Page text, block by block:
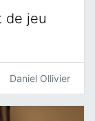
de jeu
Daniel Ollivier